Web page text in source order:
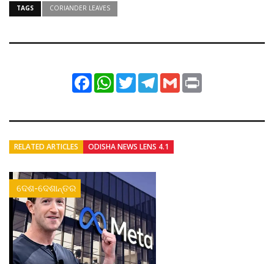
TAGS CORIANDER LEAVES
FacebookWhatsApp
TwitterTelegram
Gmail
RELATED ARTICLES ODISHA NEWS LENS 4.1
ଦେଶ-ଦେଶାନ୍ତର